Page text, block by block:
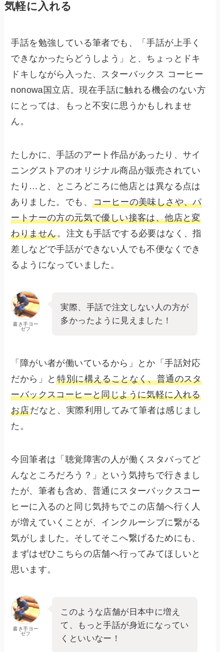
気軽に入れる
手話を勉強している筆者でも、「手話が上手く
できなかったらどうしよう」と、ちょっとドキ
ドキしながら入った、スターバックス コーヒー
nonowa国立店。現在手話に触れる機会のない方
にとっては、もっと不安に思うかもしれませ
ん。
たしかに、手話のアート作品があったり、サイ
ニングストアのオリジナル商品が販売されてい
たり…と、ところどころに他店とは異なる点は
ありました。でも、コーヒーの美味しさや、パ
ートナーの方の元気で優しい接客は、他店と変
わりません。注文も手話でする必要はなく、指
差しなどで手話ができない人でも不便なくでき
るようになっていました。
書き手ヨー
ゼフ
実際、手話で注文しない人の方が
多かったように見えました！
「障がい者が働いているから」とか「手話対応
だから」と特別に構えることなく、普通のスタ
ーバックスコーヒーと同じように気軽に入れる
お店だなと、実際利用してみて筆者は感じまし
た。
今回筆者は「聴覚障害の人が働くスタバってど
んなところだろう？」という気持ちで行きまし
たが、筆者も含め、普通にスターバックスコー
ヒーに入るのと同じ気持ちでこの店舗へ行く人
が増えていくことが、インクルーシブに繋がる
気がしました。そしてそこへ繋げるためにも、
まずはぜひこちらの店舗へ行ってみてほしいと
思います。
書き手ヨー
ゼフ
このような店舗が日本中に増え
て、もっと手話が身近になってい
くといいなー！